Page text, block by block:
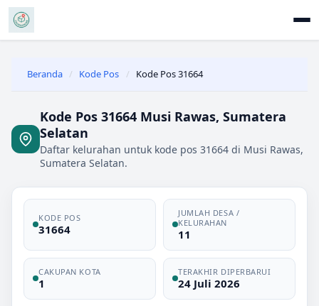
Beranda / Kode Pos / Kode Pos 31664
Kode Pos 31664 Musi Rawas, Sumatera
Selatan
Daftar kelurahan untuk kode pos 31664 di Musi Rawas,
Sumatera Selatan.
KODE POS
31664
JUMLAH DESA /
KELURAHAN
11
CAKUPAN KOTA
1
TERAKHIR DIPERBARUI
24 Juli 2026